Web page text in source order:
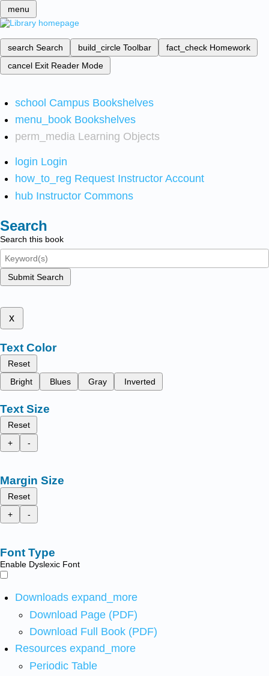
menu
search Search build_circle Toolbar fact_check Homework
cancel Exit Reader Mode
school Campus Bookshelves
menu_book Bookshelves
perm_media Learning Objects
login Login
how_to_reg Request Instructor Account
hub Instructor Commons
Search
Search this book
Submit Search
x
Text Color
Reset
Bright
Blues Gray Inverted
Text Size
Reset
+
-
Margin Size
Reset
+
-
Font Type
Enable Dyslexic Font
Downloads expand_more
Download Page (PDF)
Download Full Book (PDF)
Resources expand_more
Periodic Table